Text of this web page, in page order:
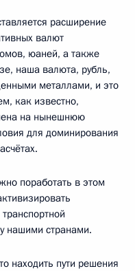
расширение
валют
юаней, а также
наша валюта, рубль,
металлами, и это
как известно,
на нынешнюю
для доминирования
поработать в этом
нашими странами.
находить пути решения